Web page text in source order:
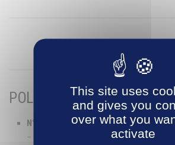
POLE JURIDIQUE
N° 1
– BOUCLE DES ISLES –
– CONSORTS FROBERT
This site uses
and gives you
over what you
activate